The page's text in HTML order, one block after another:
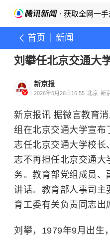
· 获取全网一
首页 新闻
刘攀任北京交通大
新京报
2026年5月26日16:55 北京 新
新京报讯 据微言教育
组在北京交通大学宣布
志任北京交通大学校长
志不再担任北京交通大
务。教育部党组成员、
讲话。教育部人事司主
育工委有关负责同志出
刘攀，1979年9月出生